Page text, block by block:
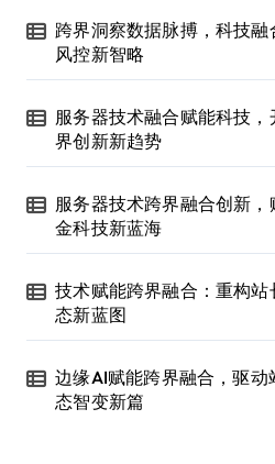
跨界洞察数据脉搏，科技融
风控新智略
服务器技术融合赋能科技，
界创新新趋势
服务器技术跨界融合创新，
金科技新蓝海
技术赋能跨界融合：重构站
态新蓝图
边缘AI赋能跨界融合，驱动
态智变新篇